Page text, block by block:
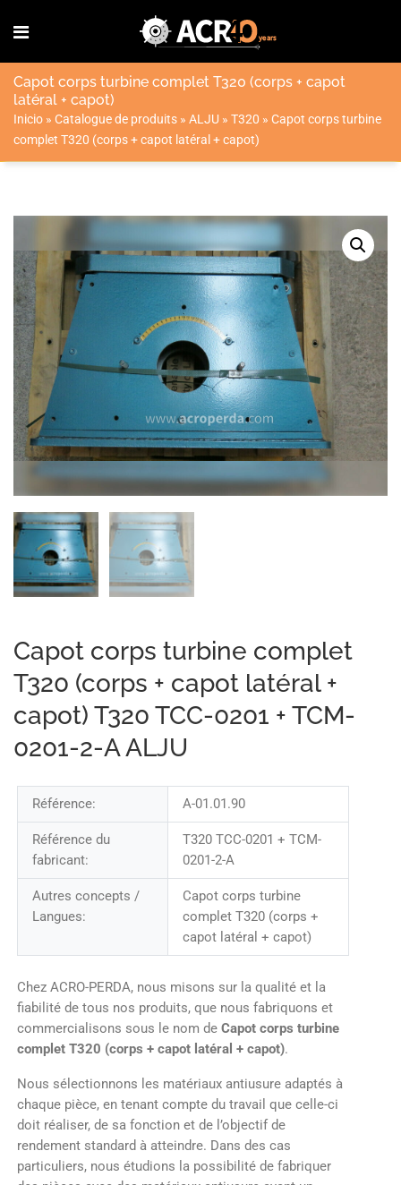
Capot corps turbine complet T320 (corps + capot
latéral + capot)
Inicio » Catalogue de produits » ALJU » T320 » Capot corps turbine
complet T320 (corps + capot latéral + capot)
Capot corps turbine complet
T320 (corps + capot latéral +
capot) T320 TCC-0201 + TCM-
0201-2-A ALJU
Référence: A-01.01.90
Référence du
fabricant:
T320 TCC-0201 + TCM-
0201-2-A
Autres concepts /
Langues:
Capot corps turbine
complet T320 (corps +
capot latéral + capot)
Chez ACRO-PERDA, nous misons sur la qualité et la
fiabilité de tous nos produits, que nous fabriquons et
commercialisons sous le nom de Capot corps turbine
complet T320 (corps + capot latéral + capot).
Nous sélectionnons les matériaux antiusure adaptés à
chaque pièce, en tenant compte du travail que celle-ci
doit réaliser, de sa fonction et de l’objectif de
rendement standard à atteindre. Dans des cas
particuliers, nous étudions la possibilité de fabriquer